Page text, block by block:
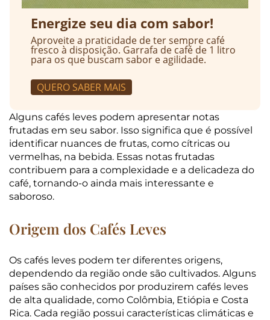
Energize seu dia com sabor!
Aproveite a praticidade de ter sempre café
fresco à disposição. Garrafa de café de 1 litro
para os que buscam sabor e agilidade.
QUERO SABER MAIS
Alguns cafés leves podem apresentar notas
frutadas em seu sabor. Isso significa que é possível
identificar nuances de frutas, como cítricas ou
vermelhas, na bebida. Essas notas frutadas
contribuem para a complexidade e a delicadeza do
café, tornando-o ainda mais interessante e
saboroso.
Origem dos Cafés Leves
Os cafés leves podem ter diferentes origens,
dependendo da região onde são cultivados. Alguns
países são conhecidos por produzirem cafés leves
de alta qualidade, como Colômbia, Etiópia e Costa
Rica. Cada região possui características climáticas e